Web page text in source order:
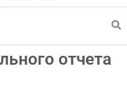
отчета